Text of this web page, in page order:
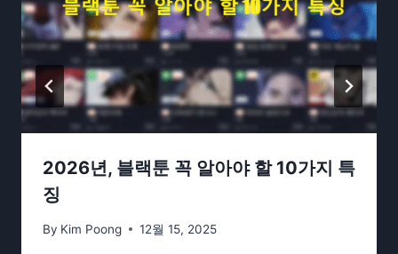
2026년, 블랙툰 꼭 알아야 할 10가지 특
징
By Kim Poong 12월 15, 2025